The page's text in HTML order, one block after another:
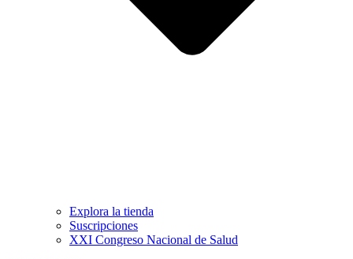
Explora la tienda
Suscripciones
XXI Congreso Nacional de Salud